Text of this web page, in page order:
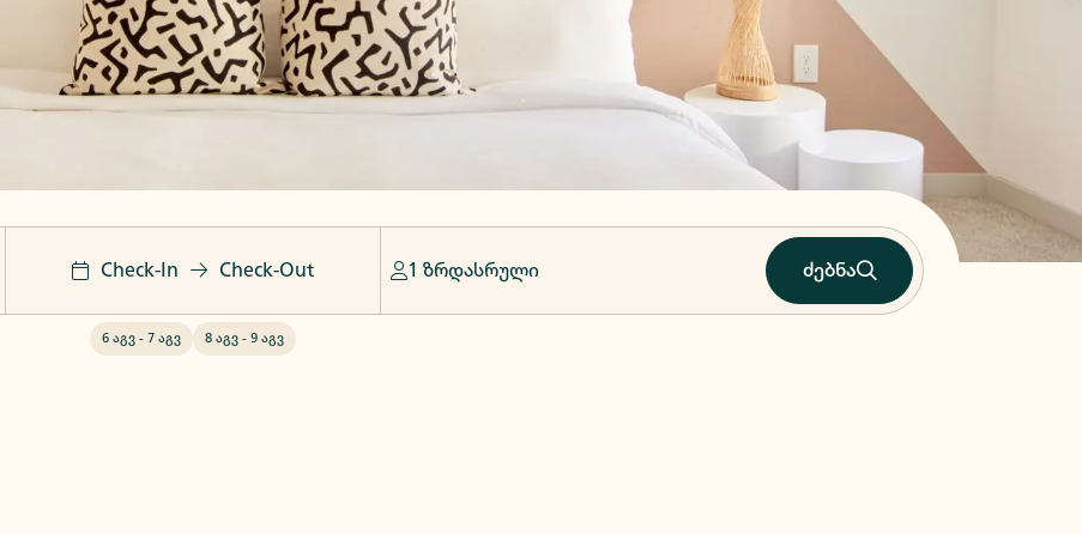
Check-In Check-Out
6 აგვ - 7 აგვ 8 აგვ - 9 აგვ
1 ზრდასრული ძებნა